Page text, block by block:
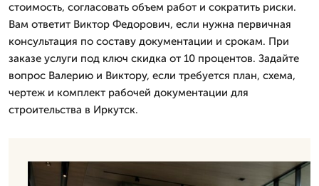
стоимость, согласовать объем работ и сократить риски.
Вам ответит Виктор Федорович, если нужна первичная
консультация по составу документации и срокам. При
заказе услуги под ключ скидка от 10 процентов. Задайте
вопрос Валерию и Виктору, если требуется план, схема,
чертеж и комплект рабочей документации для
строительства в Иркутск.